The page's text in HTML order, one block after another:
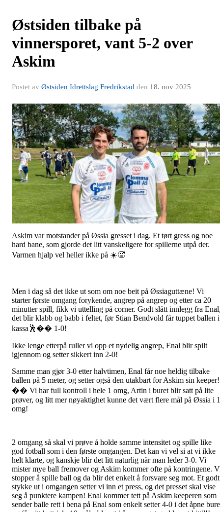
Østsiden tilbake på
vinnersporet, vant 5-2 over
Askim
Postet av Østsiden Idrettslag Fredrikstad den 18. nov 2025
Askim var motstander på Øssia gresset i dag. Et tørt gress og noe
hard bane, som gjorde det litt vanskeligere for spillerne utpå der.
Varmen hjalp vel heller ikke på ☀️🥵
Men i dag så det ikke ut som om noe beit på Øssiaguttæne! Vi
starter første omgang forykende, angrep på angrep og etter ca 20
minutter spill, fikk vi uttelling på corner. Godt slått innlegg fra
det blir klabb og babb i feltet, før Stian Bendvold får tuppet ballen i
kassa🕺�� 1-0!
Ikke lenge etterpå ruller vi opp et nydelig angrep, Enal blir spilt
igjennom og setter sikkert inn 2-0!
Samme man gjør 3-0 etter halvtimen, Enal får noe heldig tilbake
ballen på 5 meter, og setter også den utakbart for Askim sin keeper!
�� Vi har full kontroll i hele 1 omg, Artin i buret blir satt på lite
prøver, og litt mer nøyaktighet kunne det vært flere mål på Øssia i 1
omg!
2 omgang så skal vi prøve å holde samme intensitet og spille like
god fotball som i den første omgangen. Det kan vi vel si at vi ikke
helt klarte, og kanskje blir det litt naturlig når man leder 3-0. Vi
mister mye ball fremover og Askim kommer ofte på kontringene.
stopper å spille ball og da blir det enkelt å forsvare seg mot. Et godt
stykke ut i omgangen setter vi inn et press, og det presset skal vise
seg å punktere kampen! Enal kommer tett på Askim keeperen som
sender balle rett i bena på Enal som enkelt setter 4-0 i det åpne